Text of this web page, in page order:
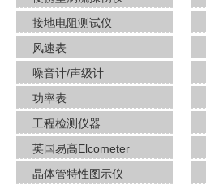
接地电阻测试仪
风速表
噪音计/声级计
功率表
工程检测仪器
英国易高Elcometer
晶体管特性图示仪